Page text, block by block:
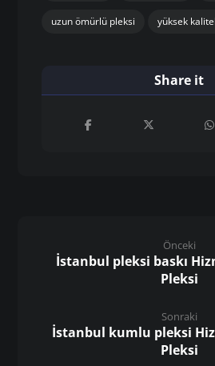
uzun ömürlü pleksi yüksek
Önceki
İstanbul pleksi baskı
Pleksi
Sonraki
İstanbul kumlu pleksi
Pleksi